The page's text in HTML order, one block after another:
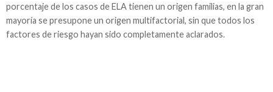
porcentaje de los casos de ELA tienen un origen familias, en la gran
mayoría se presupone un origen multifactorial, sin que todos los
factores de riesgo hayan sido completamente aclarados.